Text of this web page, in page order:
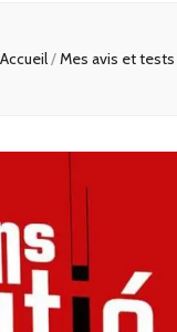
Accueil/Mes avis et tests